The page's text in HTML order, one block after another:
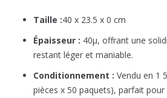
Taille :40 x 23.5 x 0 cm
Épaisseur : 40µ, offrant une
restant léger et maniable.
Conditionnement : Vendu en 1
pièces x 50 paquets), parfait